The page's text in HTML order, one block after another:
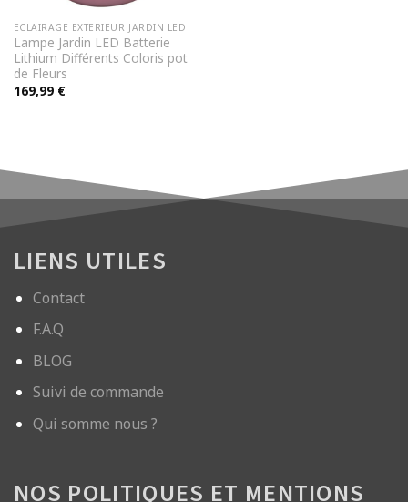
ECLAIRAGE EXTERIEUR JARDIN LED
Lampe Jardin LED Batterie
Lithium Différents Coloris pot
de Fleurs
169,99 €
LIENS UTILES
Contact
F.A.Q
BLOG
Suivi de commande
Qui somme nous ?
NOS POLITIQUES ET MENTIONS